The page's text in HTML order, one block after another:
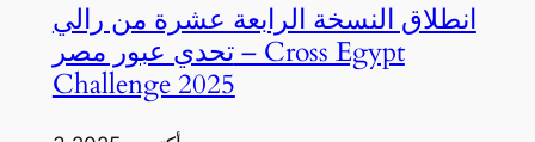
انطلاق النسخة الرابعة عشرة من رالي
تحدي عبور مصر – Cross Egypt
Challenge 2025